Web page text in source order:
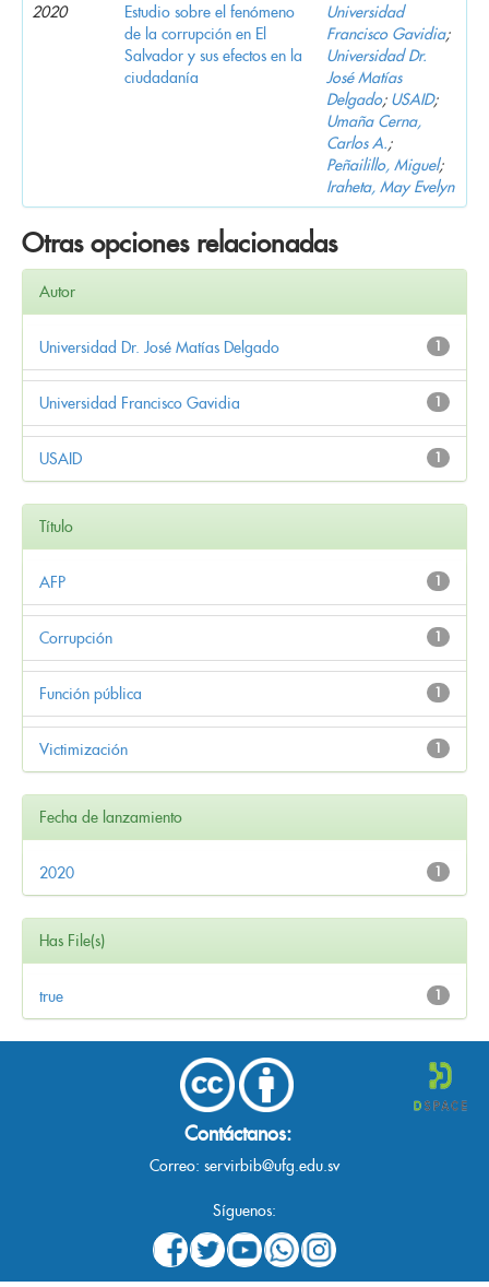
2020
Estudio sobre el fenómeno
de la corrupción en El
Salvador y sus efectos en la
ciudadanía
Universidad
Francisco Gavidia;
Universidad Dr.
José Matías
Delgado; USAID;
Umaña Cerna,
Carlos A.;
Peñailillo, Miguel;
Iraheta, May Evelyn
Otras opciones relacionadas
Autor
1
Universidad Dr. José Matías Delgado
1
Universidad Francisco Gavidia
1
USAID
Título
1
AFP
1
Corrupción
1
Función pública
1
Victimización
Fecha de lanzamiento
1
2020
Has File(s)
1
true
Contáctanos:
Correo: servirbib@ufg.edu.sv
Síguenos: